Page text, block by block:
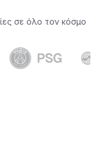
σε όλο τον κόσμο